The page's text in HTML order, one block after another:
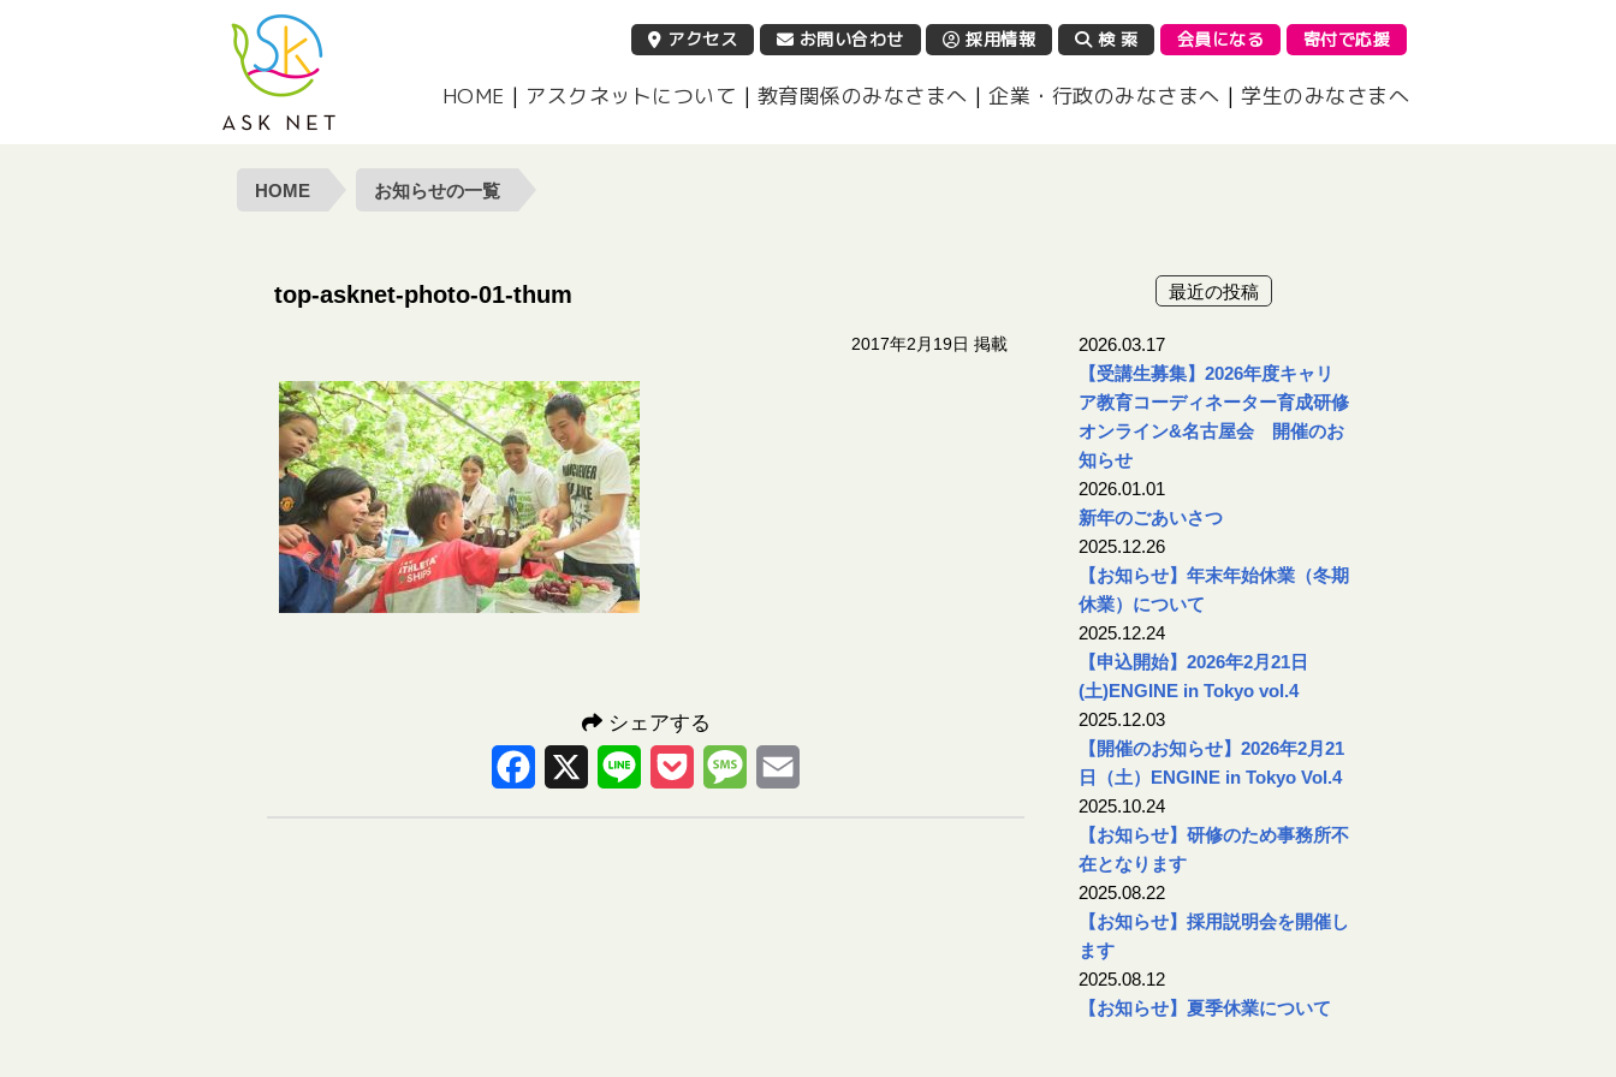
アクセス お問い合わせ 採用情報 検 索 会員になる 寄付で応援
HOME | アスクネットについて | 教育関係のみなさまへ | 企業・行政のみなさまへ | 学生のみなさまへ
HOME お知らせの一覧
top-asknet-photo-01-thum
2017年2月19日 掲載
シェアする
Facebook Line Pocket Message
最近の投稿
2026.03.17
【受講生募集】2026年度キャリ
ア教育コーディネーター育成研修
オンライン&名古屋会 開催のお
知らせ
2026.01.01
新年のごあいさつ
2025.12.26
【お知らせ】年末年始休業（冬期
休業）について
2025.12.24
【申込開始】2026年2月21日
(土)ENGINE in Tokyo vol.4
2025.12.03
【開催のお知らせ】2026年2月21
日（土）ENGINE in Tokyo Vol.4
2025.10.24
【お知らせ】研修のため事務所不
在となります
2025.08.22
【お知らせ】採用説明会を開催し
ます
2025.08.12
【お知らせ】夏季休業について